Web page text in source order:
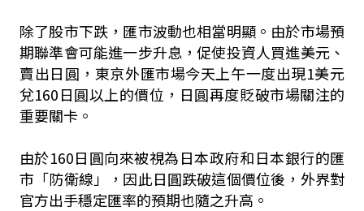
除了股市下跌，匯市波動也相當明顯。由於市場預
期聯準會可能進一步升息，促使投資人買進美元、
賣出日圓，東京外匯市場今天上午一度出現1美元
兌160日圓以上的價位，日圓再度貶破市場關注的
重要關卡。
由於160日圓向來被視為日本政府和日本銀行的匯
市「防衛線」，因此日圓跌破這個價位後，外界對
官方出手穩定匯率的預期也隨之升高。